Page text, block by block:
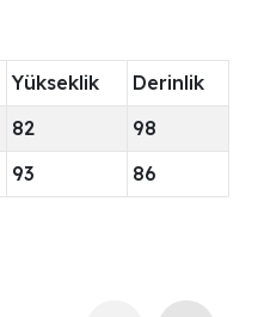
Yükseklik
Derinlik
82
98
93 86